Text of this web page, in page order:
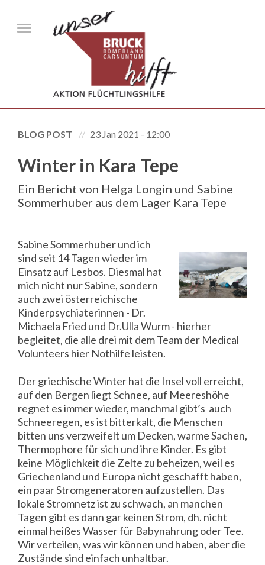
Menu
BLOG POST 23 Jan 2021 - 12:00
Winter in Kara Tepe
Ein Bericht von Helga Longin und Sabine
Sommerhuber aus dem Lager Kara Tepe
Sabine Sommerhuber und ich
sind seit 14 Tagen wieder im
Einsatz auf Lesbos. Diesmal hat
mich nicht nur Sabine, sondern
auch zwei österreichische
Kinderpsychiaterinnen - Dr.
Michaela Fried und Dr.Ulla Wurm - hierher
begleitet, die alle drei mit dem Team der Medical
Volunteers hier Nothilfe leisten.
Der griechische Winter hat die Insel voll erreicht,
auf den Bergen liegt Schnee, auf Meereshöhe
regnet es immer wieder, manchmal gibt’s auch
Schneeregen, es ist bitterkalt, die Menschen
bitten uns verzweifelt um Decken, warme Sachen,
Thermophore für sich und ihre Kinder. Es gibt
keine Möglichkeit die Zelte zu beheizen, weil es
Griechenland und Europa nicht geschafft haben,
ein paar Stromgeneratoren aufzustellen. Das
lokale Stromnetz ist zu schwach, an manchen
Tagen gibt es dann gar keinen Strom, dh. nicht
einmal heißes Wasser für Babynahrung oder Tee.
Wir verteilen, was wir können und haben, aber die
Zustände sind einfach unhaltbar.